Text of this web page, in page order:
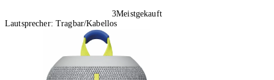
3Meistgekauft
Lautsprecher: Tragbar/Kabellos